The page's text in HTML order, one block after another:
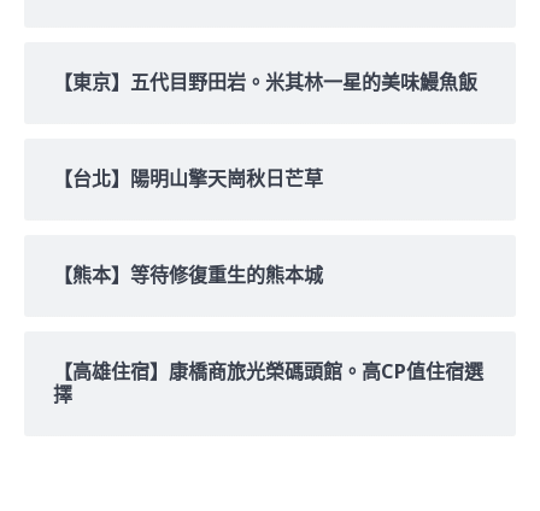
【東京】五代目野田岩。米其林一星的美味鰻魚飯
【台北】陽明山擎天崗秋日芒草
【熊本】等待修復重生的熊本城
【高雄住宿】康橋商旅光榮碼頭館。高CP值住宿選
擇